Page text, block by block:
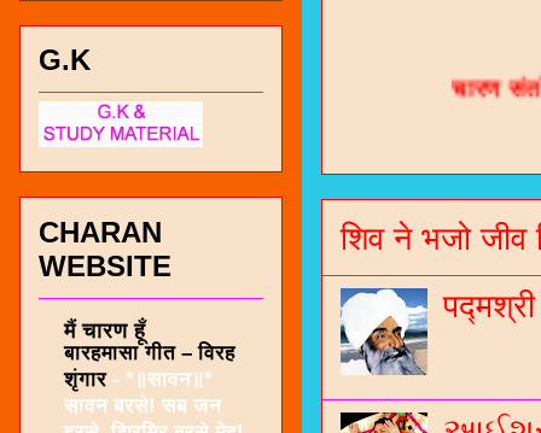
भजन /
जनरल
नंबर
शिव ने भजो जीव
G.K
CHARAN
WEBSITE
मैं चारण हूँ
बारहमासा गीत – विरह
शृंगार - *॥सावन॥*
सावन बरसे! सब जन